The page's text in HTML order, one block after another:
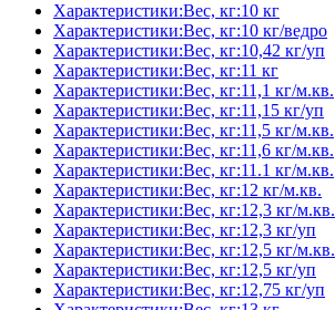
Характеристики:Вес, кг:10 кг
Характеристики:Вес, кг:10 кг/ведро
Характеристики:Вес, кг:10,42 кг/уп
Характеристики:Вес, кг:11 кг
Характеристики:Вес, кг:11,1 кг/м.кв.
Характеристики:Вес, кг:11,15 кг/уп
Характеристики:Вес, кг:11,5 кг/м.кв.
Характеристики:Вес, кг:11,6 кг/м.кв.
Характеристики:Вес, кг:11.1 кг/м.кв.
Характеристики:Вес, кг:12 кг/м.кв.
Характеристики:Вес, кг:12,3 кг/м.кв.
Характеристики:Вес, кг:12,3 кг/уп
Характеристики:Вес, кг:12,5 кг/м.кв.
Характеристики:Вес, кг:12,5 кг/уп
Характеристики:Вес, кг:12,75 кг/уп